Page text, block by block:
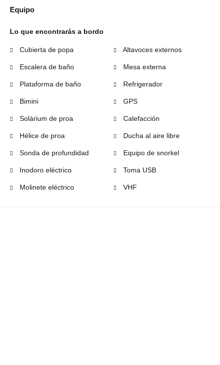
Equipo
Lo que encontrarás a bordo
Cubierta de popa
Escalera de baño
Plataforma de baño
Bimini
Solárium de proa
Hélice de proa
Sonda de profundidad
Inodoro eléctrico
Molinete eléctrico
Altavoces externos
Mesa externa
Refrigerador
GPS
Calefacción
Ducha al aire libre
Equipo de snorkel
Toma USB
VHF